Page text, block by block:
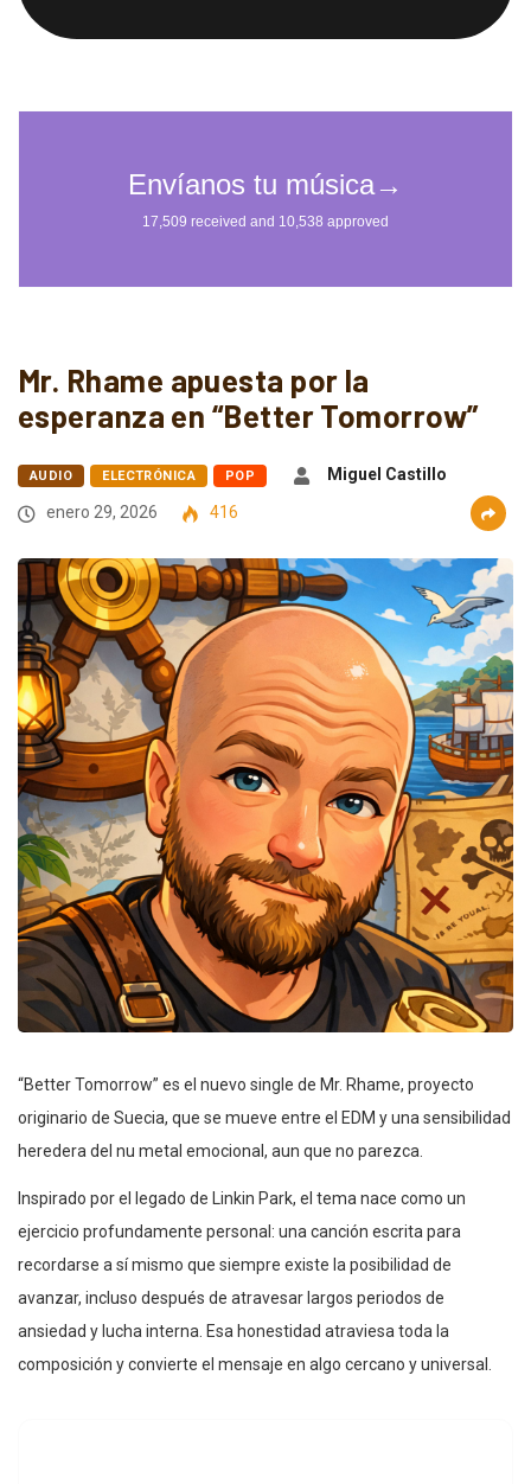
Mr. Rhame apuesta por la
esperanza en “Better Tomorrow”
AUDIO ELECTRÓNICA POP
Miguel Castillo
enero 29, 2026
416
“Better Tomorrow” es el nuevo single de Mr. Rhame, proyecto
originario de Suecia, que se mueve entre el EDM y una sensibilidad
heredera del nu metal emocional, aun que no parezca.
Inspirado por el legado de Linkin Park, el tema nace como un
ejercicio profundamente personal: una canción escrita para
recordarse a sí mismo que siempre existe la posibilidad de
avanzar, incluso después de atravesar largos periodos de
ansiedad y lucha interna. Esa honestidad atraviesa toda la
composición y convierte el mensaje en algo cercano y universal.